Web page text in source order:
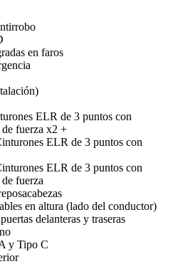
en faros
ELR de 3 puntos con
fuerza x2 +
ELR de 3 puntos con
ELR de 3 puntos con
fuerza
en altura (lado del conductor)
delanteras y traseras
y Tipo C